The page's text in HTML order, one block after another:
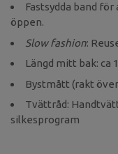
Fastsydda band
öppen.
Slow fashion:
Längd mitt bak: ca
Bystmått (rakt
Tvättråd:
silkesprogram